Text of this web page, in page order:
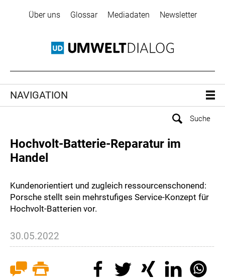
Über uns Glossar Mediadaten Newsletter
NAVIGATION
Hochvolt-Batterie-Reparatur im
Handel
Kundenorientiert und zugleich ressourcenschonend:
Porsche stellt sein mehrstufiges Service-Konzept für
Hochvolt-Batterien vor.
30.05.2022